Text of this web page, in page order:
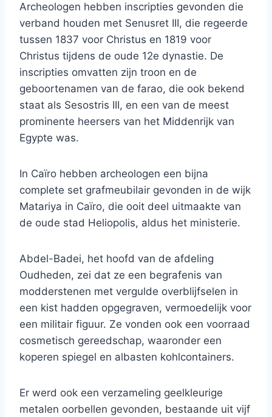
Archeologen hebben inscripties gevonden die
verband houden met Senusret III, die regeerde
tussen 1837 voor Christus en 1819 voor
Christus tijdens de oude 12e dynastie. De
inscripties omvatten zijn troon en de
geboortenamen van de farao, die ook bekend
staat als Sesostris III, en een van de meest
prominente heersers van het Middenrijk van
Egypte was.
In Caïro hebben archeologen een bijna
complete set grafmeubilair gevonden in de wijk
Matariya in Caïro, die ooit deel uitmaakte van
de oude stad Heliopolis, aldus het ministerie.
Abdel-Badei, het hoofd van de afdeling
Oudheden, zei dat ze een begrafenis van
modderstenen met vergulde overblijfselen in
een kist hadden opgegraven, vermoedelijk voor
een militair figuur. Ze vonden ook een voorraad
cosmetisch gereedschap, waaronder een
koperen spiegel en albasten kohlcontainers.
Er werd ook een verzameling geelkleurige
metalen oorbellen gevonden, bestaande uit vijf